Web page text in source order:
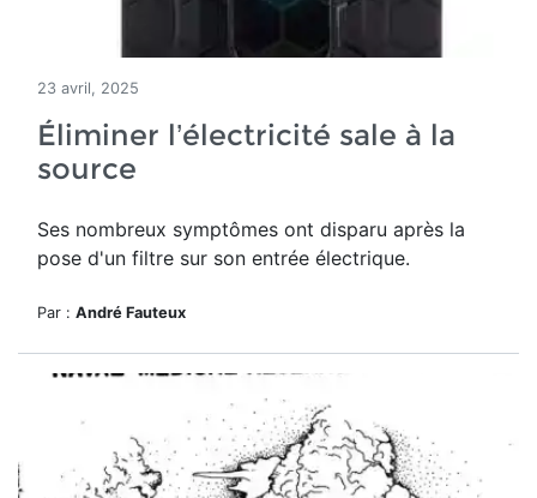
23 avril, 2025
Éliminer l’électricité sale à la
source
Ses nombreux symptômes ont disparu après la
pose d'un filtre sur son entrée électrique.
Par : André Fauteux